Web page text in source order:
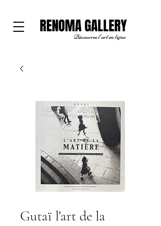
RENOMA GALLERY
Découvrez l'art en ligne
Gutaï l'art de la